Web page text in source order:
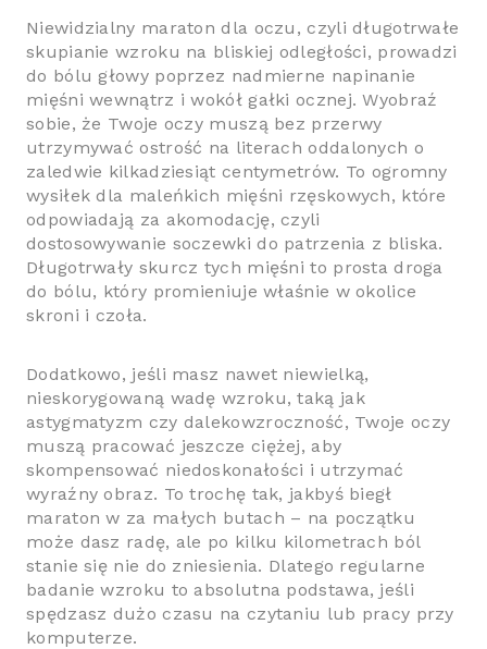
Niewidzialny maraton dla oczu, czyli długotrwałe
skupianie wzroku na bliskiej odległości, prowadzi
do bólu głowy poprzez nadmierne napinanie
mięśni wewnątrz i wokół gałki ocznej. Wyobraź
sobie, że Twoje oczy muszą bez przerwy
utrzymywać ostrość na literach oddalonych o
zaledwie kilkadziesiąt centymetrów. To ogromny
wysiłek dla maleńkich mięśni rzęskowych, które
odpowiadają za akomodację, czyli
dostosowywanie soczewki do patrzenia z bliska.
Długotrwały skurcz tych mięśni to prosta droga
do bólu, który promieniuje właśnie w okolice
skroni i czoła.
Dodatkowo, jeśli masz nawet niewielką,
nieskorygowaną wadę wzroku, taką jak
astygmatyzm czy dalekowzroczność, Twoje oczy
muszą pracować jeszcze ciężej, aby
skompensować niedoskonałości i utrzymać
wyraźny obraz. To trochę tak, jakbyś biegł
maraton w za małych butach – na początku
może dasz radę, ale po kilku kilometrach ból
stanie się nie do zniesienia. Dlatego regularne
badanie wzroku to absolutna podstawa, jeśli
spędzasz dużo czasu na czytaniu lub pracy przy
komputerze.